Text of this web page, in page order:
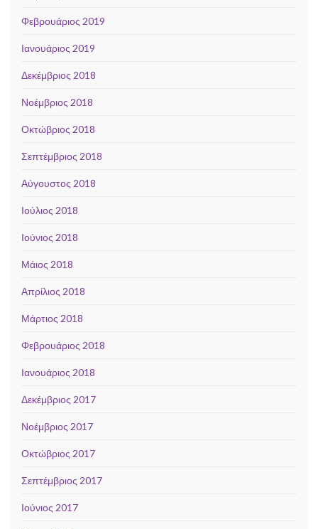
Φεβρουάριος 2019
Ιανουάριος 2019
Δεκέμβριος 2018
Νοέμβριος 2018
Οκτώβριος 2018
Σεπτέμβριος 2018
Αύγουστος 2018
Ιούλιος 2018
Ιούνιος 2018
Μάιος 2018
Απρίλιος 2018
Μάρτιος 2018
Φεβρουάριος 2018
Ιανουάριος 2018
Δεκέμβριος 2017
Νοέμβριος 2017
Οκτώβριος 2017
Σεπτέμβριος 2017
Ιούνιος 2017